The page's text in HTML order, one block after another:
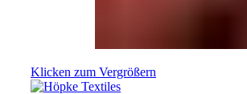
Klicken zum Vergrößern